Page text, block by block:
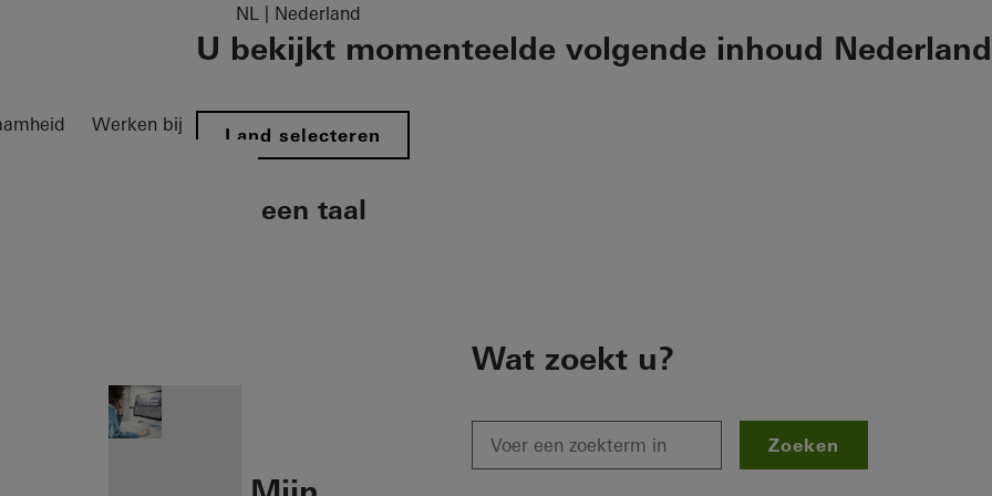
Werken bij
NL | Nederland
U bekijkt momenteelde volgende inhoud Nederland
Land selecteren
Kies een taal
öffnen
Wat zoekt u?
Zoeken